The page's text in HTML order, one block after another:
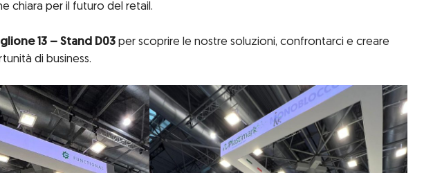
chiara per il futuro del retail.
13 – Stand D03per scoprire le nostre soluzioni, confrontarci e creare
di business.